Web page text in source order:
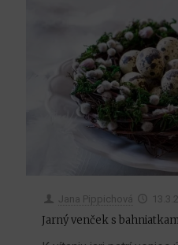
Jana Pippichová
Jarný venček s